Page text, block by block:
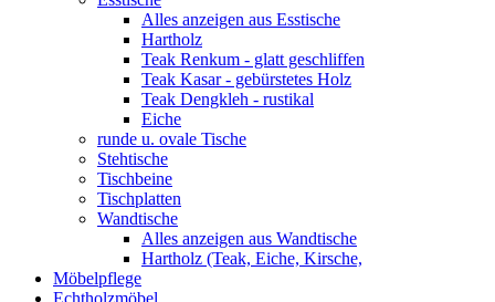
Alles anzeigen aus Esstische
Hartholz
Teak Renkum - glatt geschliffen
Teak Kasar - gebürstetes Holz
Teak Dengkleh - rustikal
Eiche
runde u. ovale Tische
Stehtische
Tischbeine
Tischplatten
Wandtische
Alles anzeigen aus Wandtische
Hartholz (Teak, Eiche, Kirsche,
Möbelpflege
Echtholzmöbel